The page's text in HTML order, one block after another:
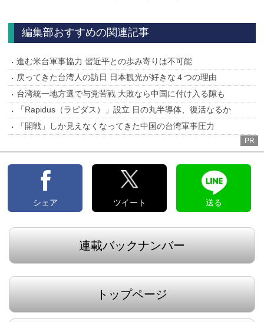
編集部おすすめの関連記事
進む米台軍事協力 習近平との歩み寄りは不可能
戻ってきた台湾人の訪日 日本観光が好きな４つの理由
台湾統一地方選で与党苦戦 大敗なら中国に付け入る隙も
「Rapidus（ラピダス）」設立 日の丸半導体、復活なるか
「開戦」しか見えなくなってきた中国の台湾軍事圧力
PR
シェア ツイート 送る
連載バックナンバー
トップページ